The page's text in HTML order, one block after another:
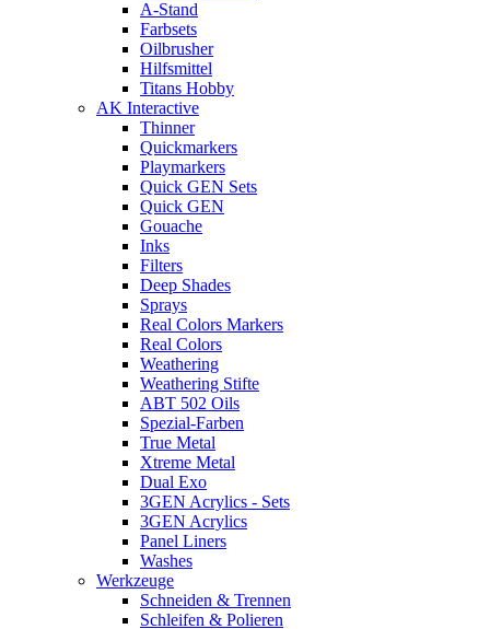
A-Stand
Farbsets
Oilbrusher
Hilfsmittel
Titans Hobby
AK Interactive
Thinner
Quickmarkers
Playmarkers
Quick GEN Sets
Quick GEN
Gouache
Inks
Filters
Deep Shades
Sprays
Real Colors Markers
Real Colors
Weathering
Weathering Stifte
ABT 502 Oils
Spezial-Farben
True Metal
Xtreme Metal
Dual Exo
3GEN Acrylics - Sets
3GEN Acrylics
Panel Liners
Washes
Werkzeuge
Schneiden & Trennen
Schleifen & Polieren